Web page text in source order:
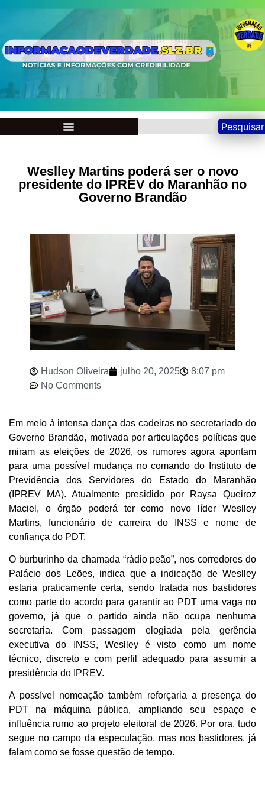
Pesquisar
Weslley Martins poderá ser o novo
presidente do IPREV do Maranhão no
Governo Brandão
Hudson Oliveira julho 20, 2025
8:07 pm
No Comments
Em meio à intensa dança das cadeiras no secretariado do
Governo Brandão, motivada por articulações políticas que
miram as eleições de 2026, os rumores agora apontam
para uma possível mudança no comando do Instituto de
Previdência dos Servidores do Estado do Maranhão
(IPREV MA). Atualmente presidido por Raysa Queiroz
Maciel, o órgão poderá ter como novo líder Weslley
Martins, funcionário de carreira do INSS e nome de
confiança do PDT.
O burburinho da chamada “rádio peão”, nos corredores do
Palácio dos Leões, indica que a indicação de Weslley
estaria praticamente certa, sendo tratada nos bastidores
como parte do acordo para garantir ao PDT uma vaga no
governo, já que o partido ainda não ocupa nenhuma
secretaria. Com passagem elogiada pela gerência
executiva do INSS, Weslley é visto como um nome
técnico, discreto e com perfil adequado para assumir a
presidência do IPREV.
A possível nomeação também reforçaria a presença do
PDT na máquina pública, ampliando seu espaço e
influência rumo ao projeto eleitoral de 2026. Por ora, tudo
segue no campo da especulação, mas nos bastidores, já
falam como se fosse questão de tempo.